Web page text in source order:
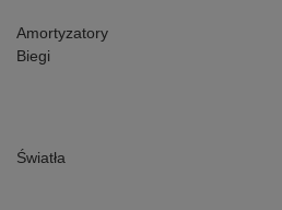
Amortyzatory
Biegi
Światła